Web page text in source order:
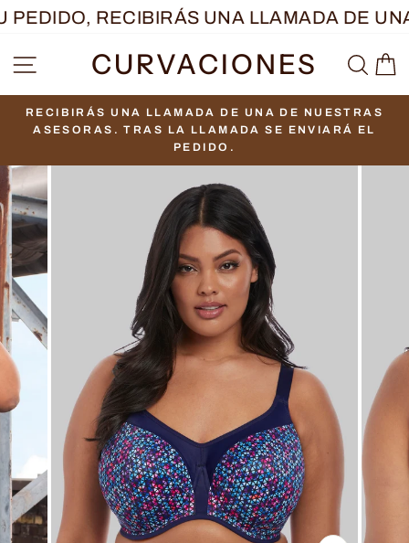
Ir
RECIBIRÁS UNA LLAMADA DE UNA
NAVEGACIÓN
CURVACIONES
diapositivas
pausa
RECIBIRÁS UNA LLAMADA DE UNA DE NUESTRAS
ASESORAS. TRAS LA LLAMADA SE ENVIARÁ EL
PEDIDO.